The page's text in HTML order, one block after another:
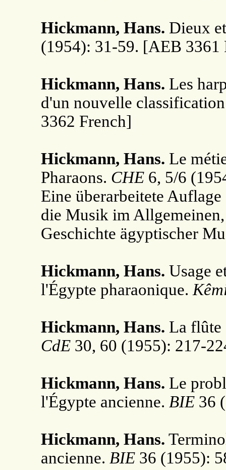
Hickmann, Hans. Dieux
(1954): 31-59. [AEB 3361
Hickmann, Hans. Les
d'un nouvelle
3362 French]
Hickmann, Hans. Le
Pharaons. CHE6, 5/6
Eine überarbeitete
die Musik im
Geschichte ägyptischer
Hickmann, Hans. Usage
l'Égypte pharaonique.
Hickmann, Hans. La flûte
CdE 30, 60 (1955): 217-
Hickmann, Hans. Le
l'Égypte ancienne. BIE36
Hickmann, Hans.
ancienne. BIE36 (1955):